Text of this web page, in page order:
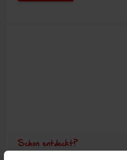
Schon entdeckt?